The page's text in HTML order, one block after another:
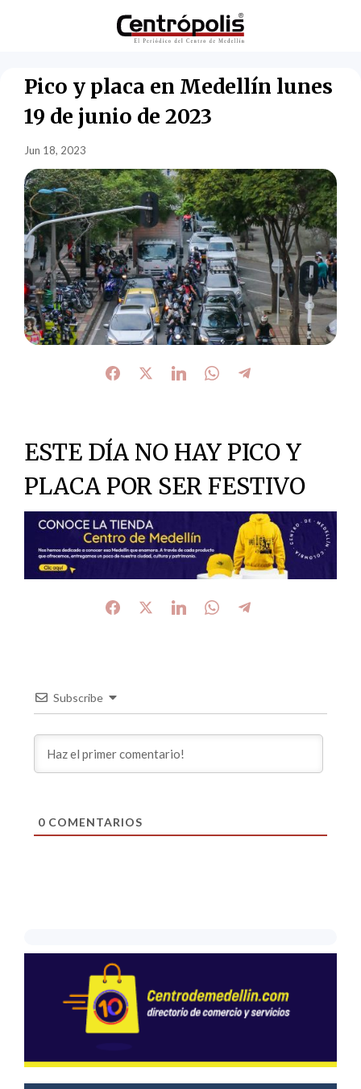
Pico y placa en Medellín lunes
19 de junio de 2023
Jun 18, 2023
ESTE DÍA NO HAY PICO Y
PLACA POR SER FESTIVO
Subscribe
0COMENTARIOS